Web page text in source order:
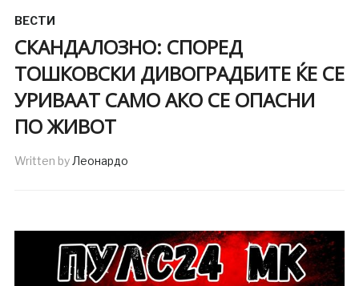
ВЕСТИ
СКАНДАЛОЗНО: СПОРЕД
ТОШКОВСКИ ДИВОГРАДБИТЕ ЌЕ СЕ
УРИВААТ САМО АКО СЕ ОПАСНИ
ПО ЖИВОТ
Written byЛеонардо